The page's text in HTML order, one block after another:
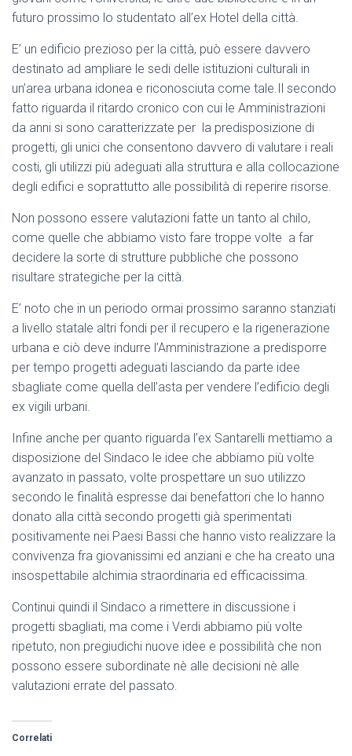
futuro prossimo lo studentato all’ex Hotel della città.
E’ un edificio prezioso per la città, può essere davvero
destinato ad ampliare le sedi delle istituzioni culturali in
un’area urbana idonea e riconosciuta come tale.Il secondo
fatto riguarda il ritardo cronico con cui le Amministrazioni
da anni si sono caratterizzate per la predisposizione di
progetti, gli unici che consentono davvero di valutare i reali
costi, gli utilizzi più adeguati alla struttura e alla collocazione
degli edifici e soprattutto alle possibilità di reperire risorse.
Non possono essere valutazioni fatte un tanto al chilo,
come quelle che abbiamo visto fare troppe volte a far
decidere la sorte di strutture pubbliche che possono
risultare strategiche per la città.
E’ noto che in un periodo ormai prossimo saranno stanziati
a livello statale altri fondi per il recupero e la rigenerazione
urbana e ciò deve indurre l’Amministrazione a predisporre
per tempo progetti adeguati lasciando da parte idee
sbagliate come quella dell’asta per vendere l’edificio degli
ex vigili urbani.
Infine anche per quanto riguarda l’ex Santarelli mettiamo a
disposizione del Sindaco le idee che abbiamo più volte
avanzato in passato, volte prospettare un suo utilizzo
secondo le finalità espresse dai benefattori che lo hanno
donato alla città secondo progetti già sperimentati
positivamente nei Paesi Bassi che hanno visto realizzare la
convivenza fra giovanissimi ed anziani e che ha creato una
insospettabile alchimia straordinaria ed efficacissima.
Continui quindi il Sindaco a rimettere in discussione i
progetti sbagliati, ma come i Verdi abbiamo più volte
ripetuto, non pregiudichi nuove idee e possibilità che non
possono essere subordinate nè alle decisioni nè alle
valutazioni errate del passato.
Correlati